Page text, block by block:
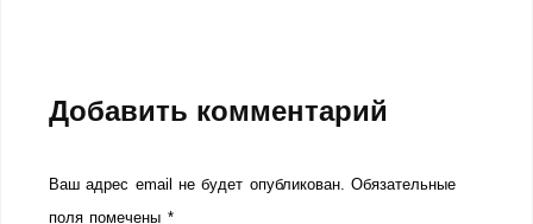
Добавить комментарий
Ваш адрес email не будет опубликован. Обязательные
поля помечены *